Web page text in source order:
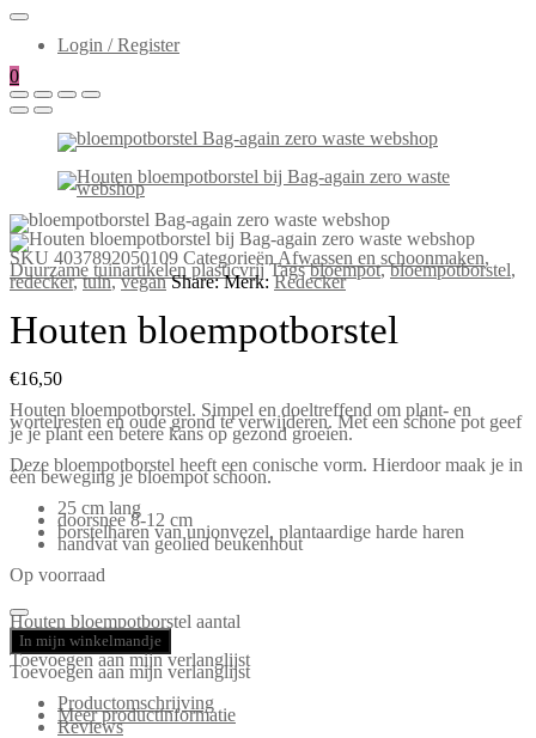
Login / Register
0
SKU 4037892050109 Categorieën Afwassen en schoonmaken,
Duurzame tuinartikelen plasticvrij Tags bloempot,bloempotborstel,
redecker,tuin,vegan Share: Merk:Redecker
Houten bloempotborstel
€16,50
Houten bloempotborstel. Simpel en doeltreffend om plant- en
wortelresten en oude grond te verwijderen. Met een schone pot geef
je je plant een betere kans op gezond groeien.
Deze bloempotborstel heeft een conische vorm. Hierdoor maak je in
één beweging je bloempot schoon.
25 cm lang
doorsnee 8-12 cm
borstelharen van unionvezel, plantaardige harde haren
handvat van geolied beukenhout
Op voorraad
Houten bloempotborstel aantal
In mijn winkelmandje
Toevoegen aan mijn verlanglijst
Toevoegen aan mijn verlanglijst
Productomschrijving
Meer productinformatie
Reviews